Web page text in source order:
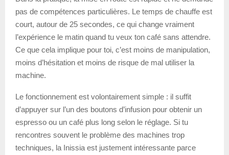
pas de compétences particulières. Le temps de chauffe est
court, autour de 25 secondes, ce qui change vraiment
l’expérience le matin quand tu veux ton café sans attendre.
Ce que cela implique pour toi, c’est moins de manipulation,
moins d’hésitation et moins de risque de mal utiliser la
machine.
Le fonctionnement est volontairement simple : il suffit
d’appuyer sur l’un des boutons d’infusion pour obtenir un
espresso ou un café plus long selon le réglage. Si tu
rencontres souvent le problème des machines trop
techniques, la Inissia est justement intéressante parce